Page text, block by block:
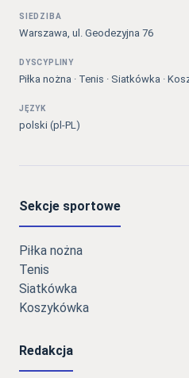
SIEDZIBA
Warszawa, ul. Geodezyjna 76
DYSCYPLINY
Piłka nożna · Tenis · Siatkówka ·
JĘZYK
polski (pl-PL)
Sekcje sportowe
Piłka nożna
Tenis
Siatkówka
Koszykówka
Redakcja